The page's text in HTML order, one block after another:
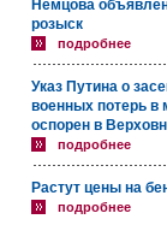
Немцова
розыск
подробнее
Указ Путина о
военных потерь в
оспорен в
подробнее
Растут цены на
подробнее